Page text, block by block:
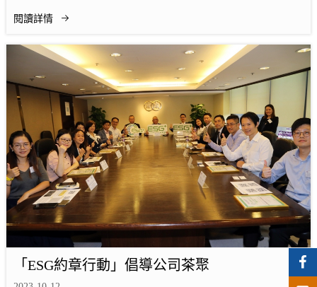
閱讀詳情
「ESG約章行動」倡導公司茶聚